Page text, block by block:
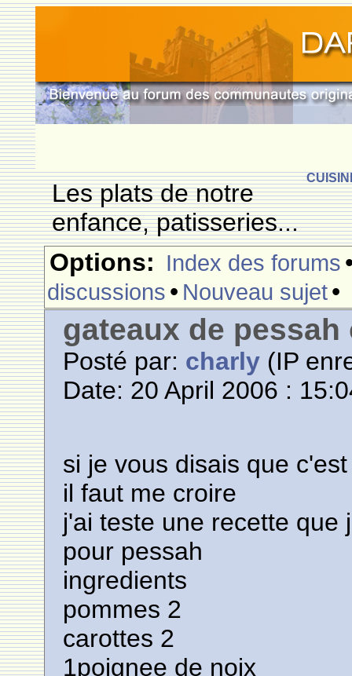
Les plats de notre
enfance, patisseries...
Options: Index des forums
discussions • Nouveau sujet•
gateaux de
Posté par: charly (IP
Date: 20 April 2006 :
si je vous disais que
il faut me croire
j'ai teste une recette que
pour pessah
ingredients
pommes 2
carottes 2
1poignee de noix